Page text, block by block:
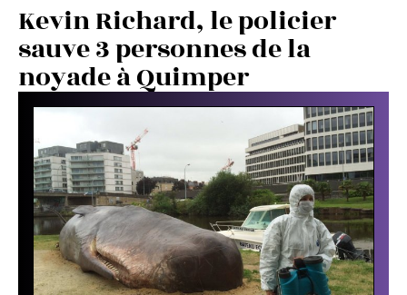
Kevin Richard, le policier
sauve 3 personnes de la
noyade à Quimper